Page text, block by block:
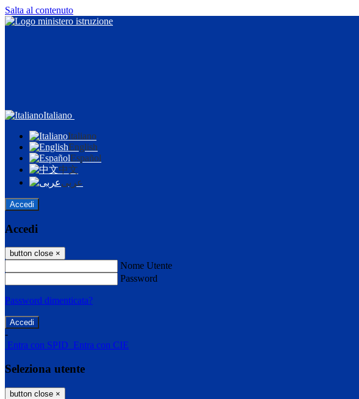
Salta al contenuto
Italiano
Italiano
English
Español
中文
عربى
Accedi
Accedi
button close ×
Nome Utente
Password
Password dimenticata?
-
Entra con SPID Entra con CIE
Seleziona utente
button close ×